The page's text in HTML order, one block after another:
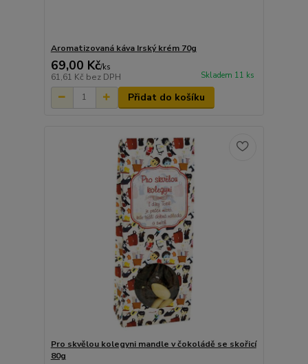
Aromatizovaná káva Irský krém 70g
69,00 Kč/ks
61,61 Kč bez DPH Skladem 11 ks
Přidat do košíku
Pro skvělou kolegyni mandle v čokoládě se skořicí
80g